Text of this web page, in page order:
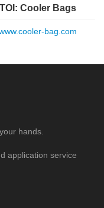
TOI: Cooler Bags
bag.com
hands.
application service